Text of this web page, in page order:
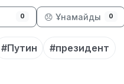
0 😞 Ұнамайды 0
#Путин #президент